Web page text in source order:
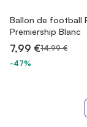
Ballon de football
Premiership Blanc
7,99 €14,99 €
-47%